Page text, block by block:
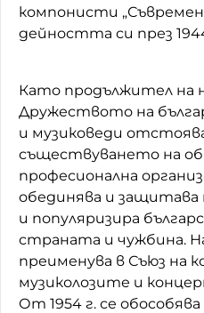
компонисти
дейността си през
Като продължител на
Дружеството на
и музиковеди
съществуването на
професионална
обединява и
и популяризира
страната и чужбина.
преименува в Съюз на
музиколозите и
От 1954 г. се